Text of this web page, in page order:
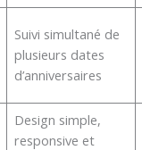
Suivi simultané de
plusieurs dates
d’anniversaires
Design simple,
responsive et